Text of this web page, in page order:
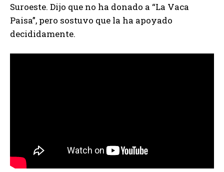
Suroeste. Dijo que no ha donado a “La Vaca
Paisa”, pero sostuvo que la ha apoyado
decididamente.